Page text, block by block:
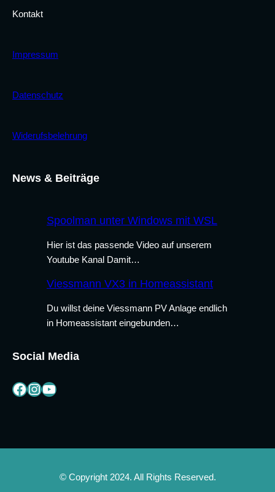
Kontakt
Impressum
Datenschutz
Widerufsbelehrung
News & Beiträge
Spoolman unter Windows mit WSL
Hier ist das passende Video auf unserem
Youtube Kanal Damit…
Viessmann VX3 in Homeassistant
Du willst deine Viessmann PV Anlage endlich
in Homeassistant eingebunden…
Social Media
Facebook InstagramYouTube
© Copyright 2024. All Rights Reserved.